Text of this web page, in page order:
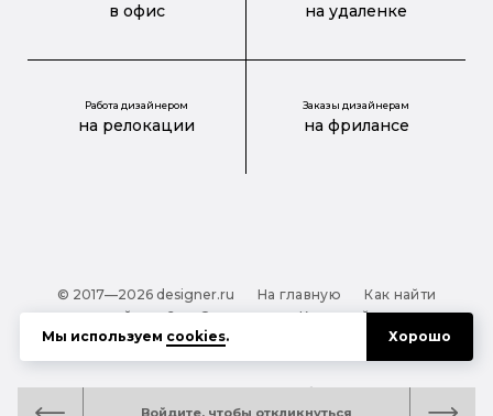
Войдите, чтобы откликнуться
в офис на удаленке
Работа дизайнером
на релокации
Заказы дизайнерам
на фрилансе
© 2017—2026 designer.ru На главную
Как найти
дизайнера?
О проекте
Карта сайта
Обработка персональных данных
Файлы cookie
Полезная подсказка:
Как выбрать дизайнера:
Мы используем cookies. Хорошо